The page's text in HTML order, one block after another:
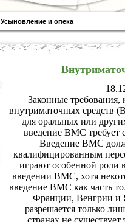
Усыновление и опека
Законные
внутриматочных средств
для оральных или
введение ВМС требует
Введение ВМС
квалифицированным
играют особенной роли
введении ВМС, хотя
введение ВМС как часть
Франции, Венгрии
разрешается только
странах не